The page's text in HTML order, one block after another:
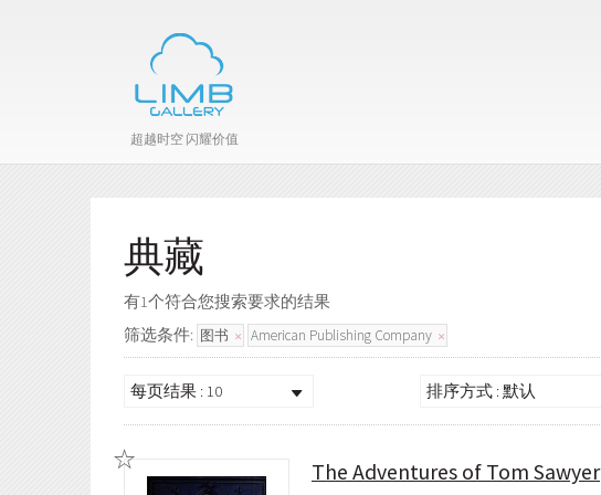
超越时空 闪耀价值
典藏
有1个符合您搜索要求的结果
筛选条件: 图书 American Publishing Company
排序方式 : 默认
每页结果 : 10
The Adventures of Tom Sawyer